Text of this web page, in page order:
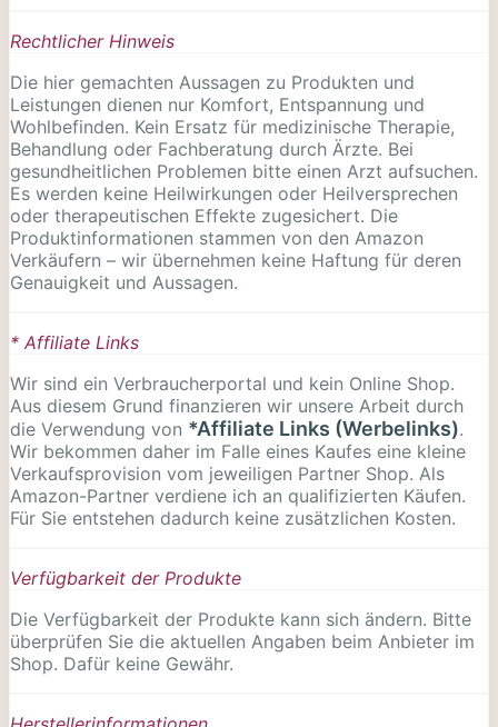
Rechtlicher Hinweis
Die hier gemachten Aussagen zu Produkten und
Leistungen dienen nur Komfort, Entspannung und
Wohlbefinden. Kein Ersatz für medizinische Therapie,
Behandlung oder Fachberatung durch Ärzte. Bei
gesundheitlichen Problemen bitte einen Arzt aufsuchen.
Es werden keine Heilwirkungen oder Heilversprechen
oder therapeutischen Effekte zugesichert. Die
Produktinformationen stammen von den Amazon
Verkäufern – wir übernehmen keine Haftung für deren
Genauigkeit und Aussagen.
* Affiliate Links
Wir sind ein Verbraucherportal und kein Online Shop.
Aus diesem Grund finanzieren wir unsere Arbeit durch
die Verwendung von *Affiliate Links (Werbelinks).
Wir bekommen daher im Falle eines Kaufes eine kleine
Verkaufsprovision vom jeweiligen Partner Shop. Als
Amazon-Partner verdiene ich an qualifizierten Käufen.
Für Sie entstehen dadurch keine zusätzlichen Kosten.
Verfügbarkeit der Produkte
Die Verfügbarkeit der Produkte kann sich ändern. Bitte
überprüfen Sie die aktuellen Angaben beim Anbieter im
Shop. Dafür keine Gewähr.